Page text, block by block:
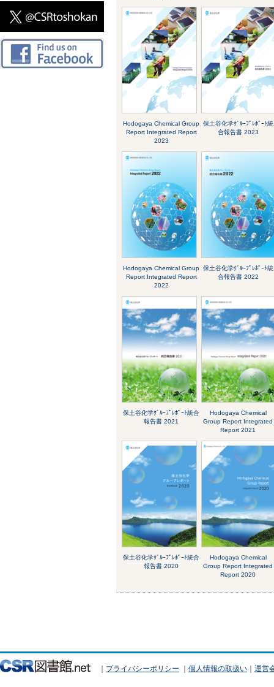
Hodogaya Chemical Group
Report Integrated Report
2023
保土谷化学ｸﾞﾙｰﾌﾟﾚﾎﾟｰﾄ統
合報告書 2023
Hodogaya Chemical Group
Report Integrated Report
2022
保土谷化学ｸﾞﾙｰﾌﾟﾚﾎﾟｰﾄ統
合報告書 2022
保土谷化学ｸﾞﾙｰﾌﾟﾚﾎﾟｰﾄ統合
報告書 2021
Hodogaya Chemical
Group Report Integrated
Report 2021
保土谷化学ｸﾞﾙｰﾌﾟﾚﾎﾟｰﾄ統合
報告書 2020
Hodogaya Chemical
Group Report Integrated
Report 2020
｜ プライバシーポリシー ｜ 個人情報の取扱い ｜ 運営